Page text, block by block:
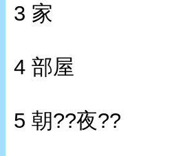
3 家
4 部屋
5 朝??夜??